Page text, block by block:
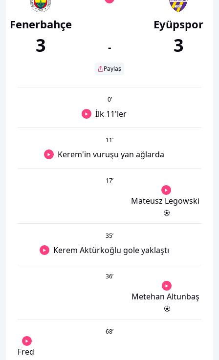
Fenerbahçe
3 -
Paylaş
Eyüpspor
3
0’
İlk 11'ler
11’
Kerem'in vuruşu yan ağlarda
17’
Mateusz Legowski
35’
Kerem Aktürkoğlu gole yaklaştı
36’
Metehan Altunbaş
68’
Fred